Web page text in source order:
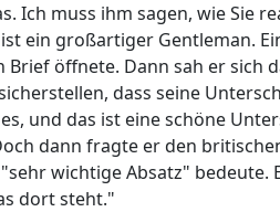
Ich muss ihm sagen, wie Sie
ein großartiger Gentleman.
Brief öffnete. Dann sah er sich
dass seine
und das ist eine schöne
dann fragte er den
wichtige Absatz" bedeute.
dort steht."